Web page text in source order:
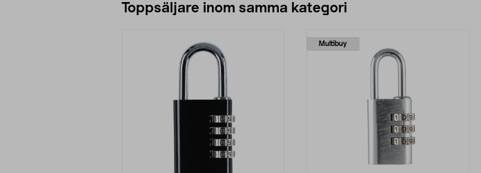
Toppsäljare inom samma kategori
Multibuy